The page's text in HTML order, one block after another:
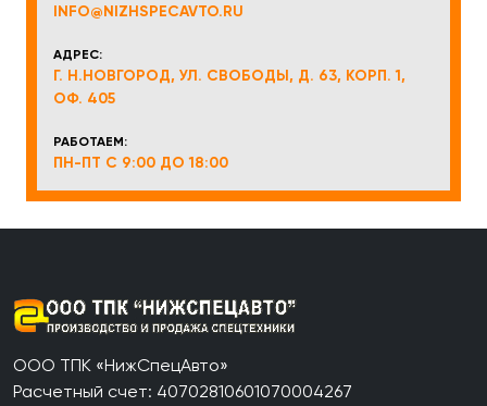
INFO@NIZHSPECAVTO.RU
АДРЕС:
Г. Н.НОВГОРОД, УЛ. СВОБОДЫ, Д. 63, КОРП. 1,
ОФ. 405
РАБОТАЕМ:
ПН-ПТ С 9:00 ДО 18:00
ООО ТПК «НижСпецАвто»
Расчетный счет: 40702810601070004267